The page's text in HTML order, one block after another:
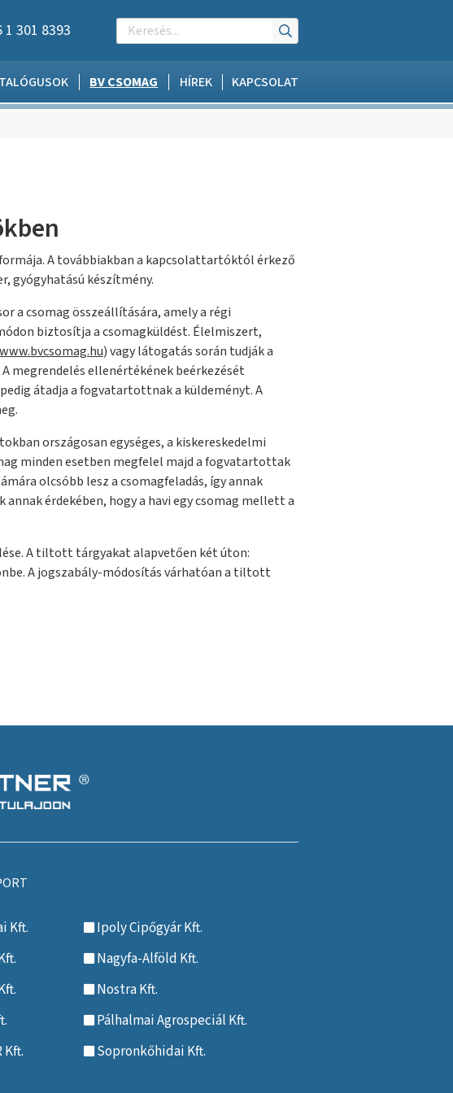
1 301 8393
BV CSOMAG HÍREK KAPCSOLAT
A továbbiakban a kapcsolattartóktól érkező
gyógyhatású készítmény.
a csomag összeállítására, amely a régi
biztosítja a csomagküldést. Élelmiszert,
www.bvcsomag.hu) vagy látogatás során tudják a
megrendelés ellenértékének beérkezését
átadja a fogvatartottnak a küldeményt. A
országosan egységes, a kiskereskedelmi
minden esetben megfelel majd a fogvatartottak
olcsóbb lesz a csomagfeladás, így annak
érdekében, hogy a havi egy csomag mellett a
A tiltott tárgyakat alapvetően két úton:
A jogszabály-módosítás várhatóan a tiltott
Kft.
Kft.
Ipoly Cipőgyár Kft.
Nagyfa-Alföld Kft.
Nostra Kft.
Pálhalmai Agrospeciál Kft.
Sopronkőhidai Kft.